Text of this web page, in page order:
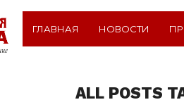
ГЛАВНАЯ НОВОСТИ
ALL POSTS